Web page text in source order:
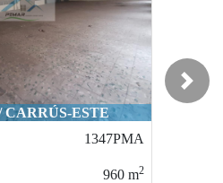
CARRÚS-ESTE
1347PMA
960 m2
Next